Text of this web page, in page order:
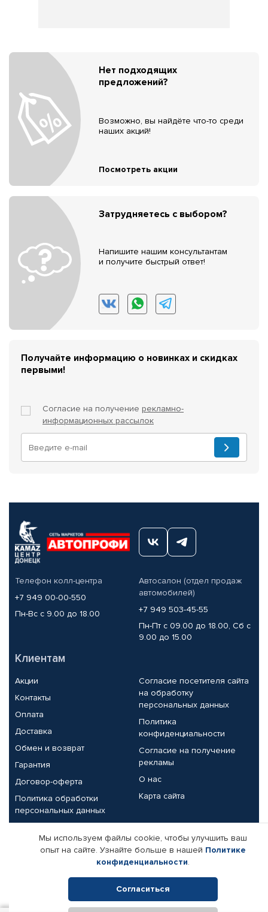
Нет подходящих
предложений?
Возможно, вы найдёте что-то среди
наших акций!
Посмотреть акции
Затрудняетесь с выбором?
Напишите нашим консультантам
и получите быстрый ответ!
Получайте информацию о новинках и скидках
первыми!
Согласие на получение рекламно-
информационных рассылок
Телефон колл-центра
+7 949 00-00-550
Пн-Вс с 9.00 до 18.00
Автосалон (отдел продаж
автомобилей)
+7 949 503-45-55
Пн-Пт с 09.00 до 18.00, Сб с
9.00 до 15.00
Клиентам
Акции
Контакты
Оплата
Доставка
Обмен и возврат
Гарантия
Договор-оферта
Политика обработки
персональных данных
Согласие посетителя сайта
на обработку
персональных данных
Политика
конфиденциальности
Согласие на получение
рекламы
О нас
Карта сайта
Партнерам
Корпоративным клиентам
Поставщикам
Реквизиты компании
Мы используем файлы cookie, чтобы улучшить ваш
опыт на сайте. Узнайте больше в нашей Политике
конфиденциальности.
Согласиться